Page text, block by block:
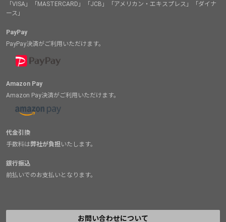
「VISA」「MASTERCARD」「JCB」「アメリカン・エキスプレス」「ダイナ
ース」
PayPay
PayPay決済がご利用いただけます。
Amazon Pay
Amazon Pay決済がご利用いただけます。
代金引換
手数料は弊社が負担 いたします。
銀行振込
前払いでのお支払いとなります。
お問い合わせについて